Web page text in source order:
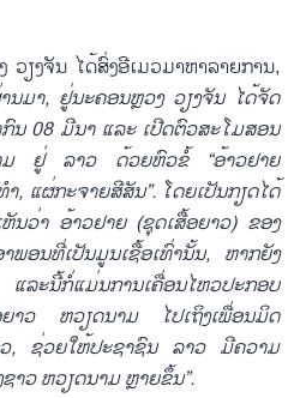
ຽງຈັນ ໄດ້ສົ່ງອີເມວມາຫາລາຍການ,
ນມາ, ຢູ່ນະຄອນຫຼວງ ວຽງຈັນ ໄດ້ຈັດ
ນ 08 ມີນາ ແລະ ເປີດຕົວສະໂມສອນ
ມ ຢູ່ ລາວ ດ້ວຍຫົວຂໍ້ “ອ້າວຢາຍ
, ແຜ່ກະຈາຍສີສັນ”. ໂດຍເປັນກຽດໄດ້
ນວ່າ ອ້າວຢາຍ (ຊຸດເສື້ອຍາວ) ຂອງ
ອນທີ່ເປັນມູນເຊື້ອເທົ່ານັ້ນ, ຫາກຍັງ
ລະນີ້ກໍ່ແມ່ນການເຄື່ອນໄຫວປະກອບ
ຍາວ ຫວຽດນາມ ໄປເຖິງເພື່ອນມິດ
, ຊ່ວຍໃຫ້ປະຊາຊົນ ລາວ ມີຄວາມ
າວ ຫວຽດນາມ ຫຼາຍຂຶ້ນ”.